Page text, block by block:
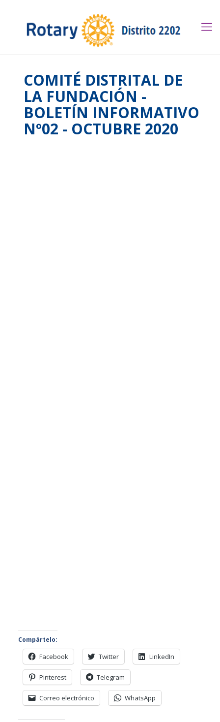
COMITÉ DISTRITAL DE
LA FUNDACIÓN -
BOLETÍN INFORMATIVO
Nº02 - OCTUBRE 2020
Compártelo:
Facebook Twitter LinkedIn
Pinterest Telegram
Correo electrónico WhatsApp